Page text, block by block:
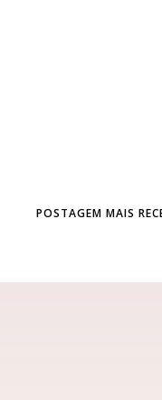
POSTAGEM MAIS